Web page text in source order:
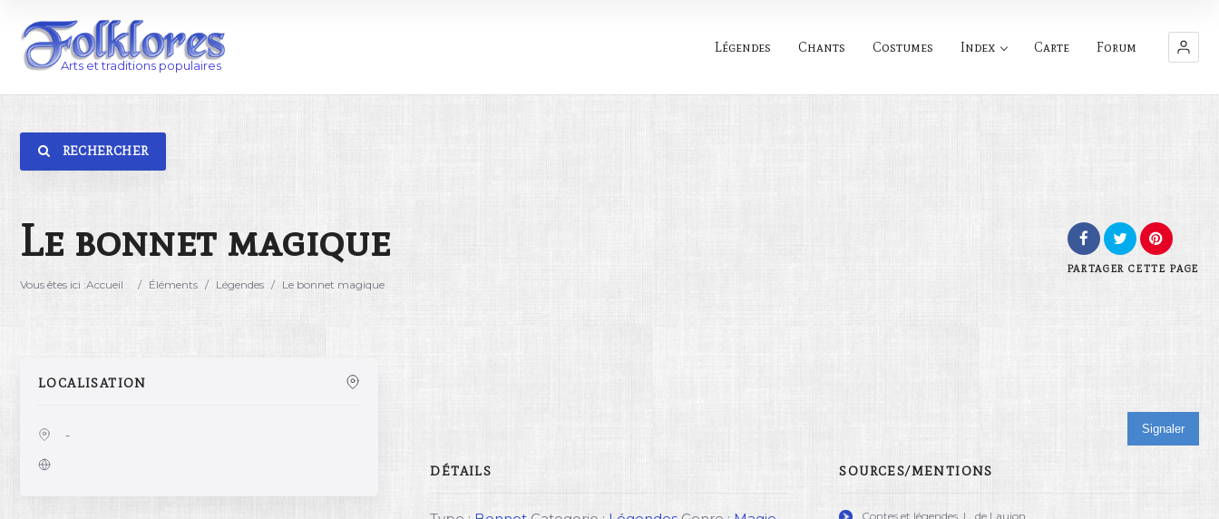
Légendes Chants Costumes Index Carte Forum
RECHERCHER
Le bonnet magique
Vous êtes ici :Accueil / Éléments / Légendes / Le bonnet magique
PARTAGER CETTE PAGE
LOCALISATION
- Signaler
DÉTAILS SOURCES/MENTIONS
Contes et légendes, L. de Laujon